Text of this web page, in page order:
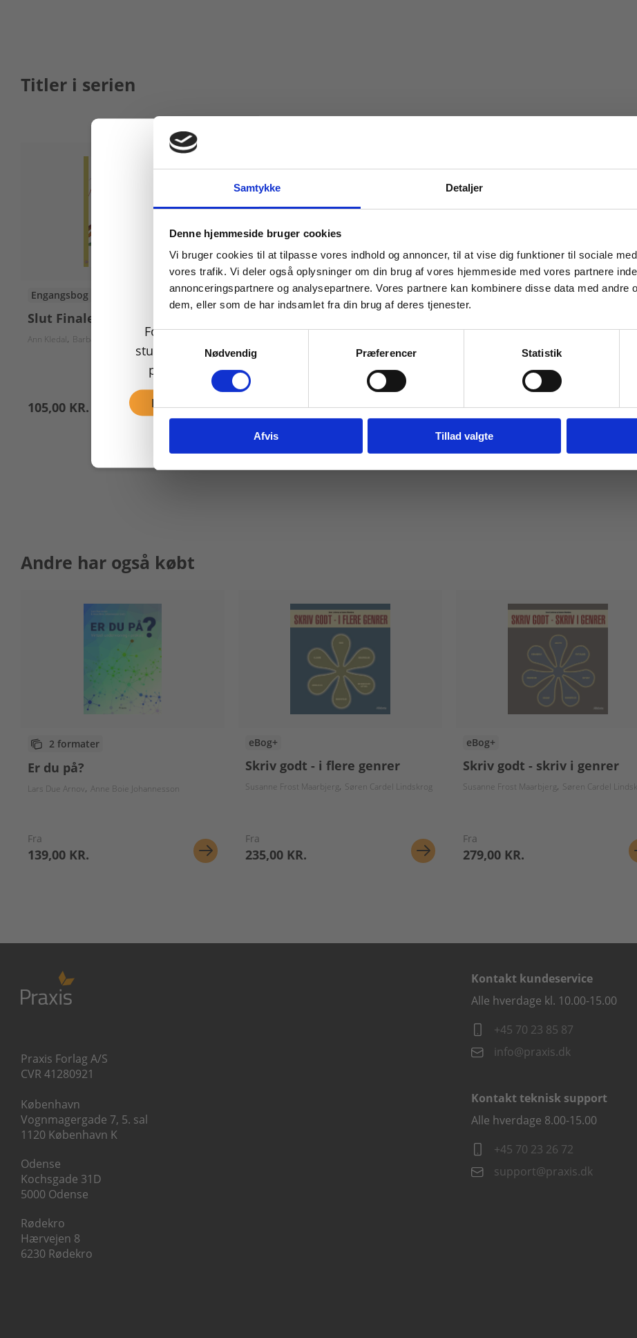
Samtykke Detaljer
Denne hjemmeside bruger cookies
Vi bruger cookies til at tilpasse vores indhold og annoncer, til at vise dig funktioner til sociale
vores trafik. Vi deler også oplysninger om din brug af vores hjemmeside med vores partnere
annonceringspartnere og analysepartnere. Vores partnere kan kombinere disse data med andre
dem, eller som de har indsamlet fra din brug af deres tjenester.
Samtykkevalg
Nødvendig
Præferencer Statistik
Afvis Tillad valgte
Titler i serien
Engangsbog
Slut Finale 2
Ann Kledal Barbara Fischer-Hansen
105,00 KR.
Engangsbog
105,00 KR.
2 formater
319,00 KR.
Andre har også købt
2 formater
Er du på?
Lars Due Arnov Anne Boie Johannesson
Fra
139,00 KR.
eBog+
Skriv godt - i flere genrer
Susanne Frost Maarbjerg Søren Cardel Lindskrog
Fra
235,00 KR.
eBog+
Skriv godt - skriv i genrer
Susanne Frost Maarbjerg Søren Cardel
Fra
279,00 KR.
Praxis Forlag A/S
CVR 41280921
København
Vognmagergade 7, 5. sal
1120 København K
Odense
Kochsgade 31D
5000 Odense
Rødekro
Hærvejen 8
6230 Rødekro
Kontakt kundeservice
Alle hverdage kl. 10.00-15.00
+45 70 23 85 87
info@praxis.dk
Kontakt teknisk support
Alle hverdage 8.00-15.00
+45 70 23 26 72
support@praxis.dk
Køb læremidler og find masterclasses mm.
For privatkunder og
studerende. Du får vist
priser inkl. moms.
Fortsæt som privat
For institutioner og
virksomheder. Du får
vist priser ekskl. moms.
Tilgå dine